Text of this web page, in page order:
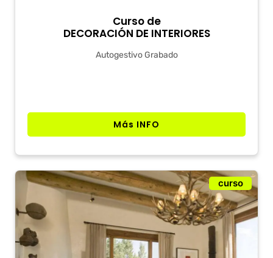
Curso de
DECORACIÓN DE INTERIORES
Autogestivo Grabado
Más INFO
curso